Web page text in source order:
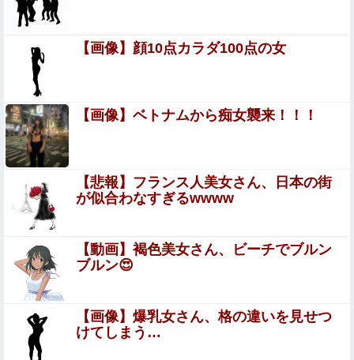
【艦これ】E3-4クリアの流れ来てるな
【超絶悲報】婚活女子さん、残酷な現実に気付いてしまっ
た結果…
【画像】ロシアの18号コスプレイヤーさんが本物以
上！！！！！！⇒！！
【速報】ジャンポケ斎藤、求刑7年で逝く。実刑
確実か
【画像】 さすがにデカすぎるコスプレイヤーｗｗｗｗｗｗ
ｗｗｗ
【事件】警察官発砲、「命中後に自傷行為して死亡」が無
かったことにされる
エロ漫画『改変おじさん』をrawやhitomiを使わずに無料
で読む方法│スタジオサウスポー
【動画】名古屋栄で不良外人が警察官を突き飛ばす。逮捕
【画像】顔10点カラダ100点の女
【画像】ベトナムから痴女襲来！！！
【悲報】フランス人美女さん、日本の街
が似合わなすぎるwwww
【動画】褐色美女さん、ビーチでブルン
ブルン😍
【画像】爆乳女さん、格の違いを見せつ
けてしまう…